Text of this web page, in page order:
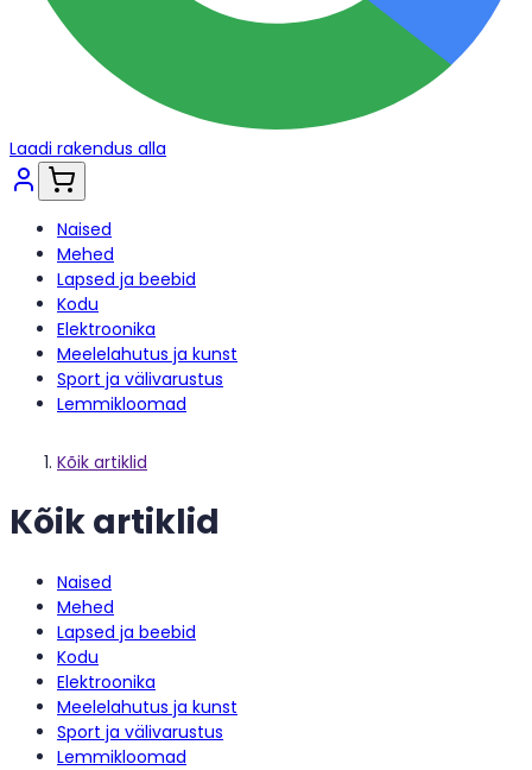
Laadi rakendus alla
Naised
Mehed
Lapsed ja beebid
Kodu
Elektroonika
Meelelahutus ja kunst
Sport ja välivarustus
Lemmikloomad
Kõik artiklid
Kõik artiklid
Naised
Mehed
Lapsed ja beebid
Kodu
Elektroonika
Meelelahutus ja kunst
Sport ja välivarustus
Lemmikloomad